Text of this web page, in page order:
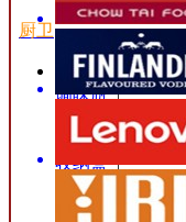
厨卫
菜板
|
调味瓶|
抹布
|
清洁刷|
收纳盒|
洗碗布
围裙|